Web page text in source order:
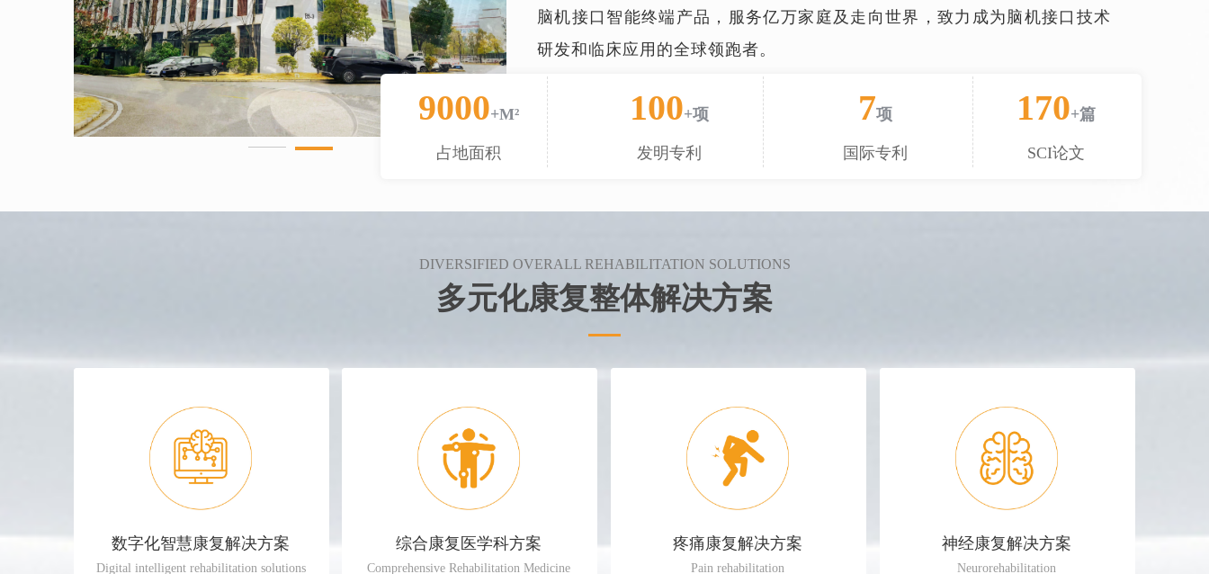
脑机接口智能终端产品，服务亿万家庭及走向世界，致力成为脑机接口技术
研发和临床应用的全球领跑者。
9000+M²
占地面积
100+项
发明专利
7项
国际专利
170+篇
SCI论文
DIVERSIFIED OVERALL REHABILITATION SOLUTIONS
多元化康复整体解决方案
数字化智慧康复解决方案
Digital intelligent rehabilitation solutions
综合康复医学科方案
Comprehensive Rehabilitation Medicine
疼痛康复解决方案
Pain rehabilitation
神经康复解决方案
Neurorehabilitation